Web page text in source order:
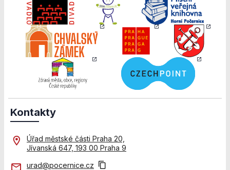
Kontakty
Úřad městské části Praha 20,
Jívanská 647, 193 00 Praha 9
urad@pocernice.cz